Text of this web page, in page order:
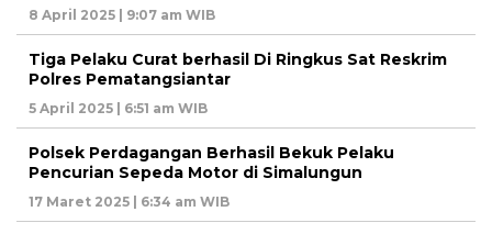
8 April 2025 | 9:07 am WIB
Tiga Pelaku Curat berhasil Di Ringkus Sat Reskrim
Polres Pematangsiantar
5 April 2025 | 6:51 am WIB
Polsek Perdagangan Berhasil Bekuk Pelaku
Pencurian Sepeda Motor di Simalungun
17 Maret 2025 | 6:34 am WIB